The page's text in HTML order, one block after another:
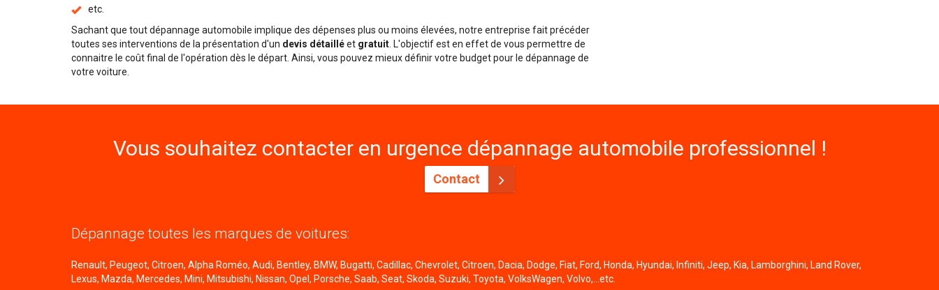
etc.
Sachant que tout dépannage automobile implique des dépenses plus ou moins élevées, notre entreprise fait précéder
toutes ses interventions de la présentation d'un devis détailléet gratuit . L'objectif est en effet de vous permettre de
connaitre le coût final de l'opération dès le départ. Ainsi, vous pouvez mieux définir votre budget pour le dépannage de
votre voiture.
Vous souhaitez contacter en urgence dépannage automobile professionnel !
Contact
Dépannage toutes les marques de voitures:
Renault, Peugeot, Citroen, Alpha Roméo, Audi, Bentley, BMW, Bugatti, Cadillac, Chevrolet, Citroen, Dacia, Dodge, Fiat, Ford, Honda, Hyundai, Infiniti, Jeep, Kia, Lamborghini, Land Rover,
Lexus, Mazda, Mercedes, Mini, Mitsubishi, Nissan, Opel, Porsche, Saab, Seat, Skoda, Suzuki, Toyota, VolksWagen, Volvo,...etc.